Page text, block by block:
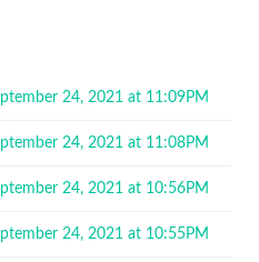
24, 2021 at 11:09PM
24, 2021 at 11:08PM
24, 2021 at 10:56PM
24, 2021 at 10:55PM